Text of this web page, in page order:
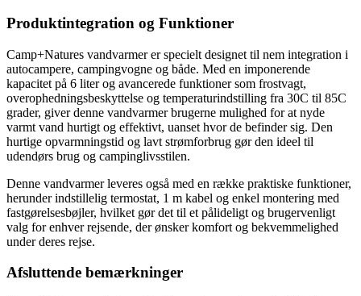
Produktintegration og Funktioner
Camp+Natures vandvarmer er specielt designet til nem integration i
autocampere, campingvogne og både. Med en imponerende
kapacitet på 6 liter og avancerede funktioner som frostvagt,
overophedningsbeskyttelse og temperaturindstilling fra 30C til 85C
grader, giver denne vandvarmer brugerne mulighed for at nyde
varmt vand hurtigt og effektivt, uanset hvor de befinder sig. Den
hurtige opvarmningstid og lavt strømforbrug gør den ideel til
udendørs brug og campinglivsstilen.
Denne vandvarmer leveres også med en række praktiske funktioner,
herunder indstillelig termostat, 1 m kabel og enkel montering med
fastgørelsesbøjler, hvilket gør det til et pålideligt og brugervenligt
valg for enhver rejsende, der ønsker komfort og bekvemmelighed
under deres rejse.
Afsluttende bemærkninger